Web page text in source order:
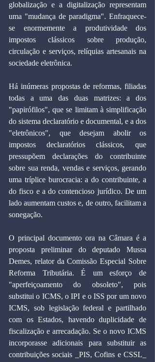
globalização e a digitalização representam
uma "mudança de paradigma". Enfraquece-
se enormemente a produtividade dos
impostos clássicos sobre produção,
circulação e serviços, relíquias artesanais na
sociedade eletrônica.
Há inúmeras propostas de reformas, filiadas
todas a uma das duas matrizes: a dos
"papirófilos", que se limitam à simplificação
do sistema declaratório e documental, e a dos
"eletrônicos", que desejam abolir os
impostos declaratórios clássicos, que
pressupõem declarações do contribuinte
sobre sua renda, vendas e serviços, gerando
uma tríplice burocracia: a do contribuinte, a
do fisco e a do contencioso jurídico. De um
lado aumentam custos e, de outro, facilitam a
sonegação.
O principal documento ora na Câmara é a
proposta preliminar do deputado Mussa
Demes, relator da Comissão Especial Sobre
Reforma Tributária. É um esforço de
"aperfeiçoamento do obsoleto", pois
substitui o ICMS, o IPI e o ISS por um novo
ICMS, sob legislação federal e partilhado
com os Estados, havendo duplicidade de
fiscalização e arrecadação. Se o novo ICMS
incorporasse adicionais para substituir as
contribuições sociais _PIS, Cofins e CSSL_